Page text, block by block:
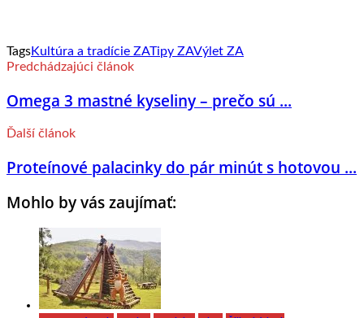
TagsKultúra a tradície ZATipy ZAVýlet ZA
Predchádzajúci článok
Omega 3 mastné kyseliny – prečo sú ...
Ďalší článok
Proteínové palacinky do pár minút s hotovou ...
Mohlo by vás zaujímať: